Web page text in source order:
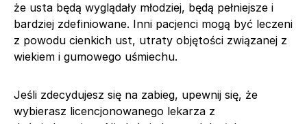
że usta będą wyglądały młodziej, będą pełniejsze i
bardziej zdefiniowane. Inni pacjenci mogą być leczeni
z powodu cienkich ust, utraty objętości związanej z
wiekiem i gumowego uśmiechu.
Jeśli zdecydujesz się na zabieg, upewnij się, że
wybierasz licencjonowanego lekarza z